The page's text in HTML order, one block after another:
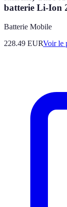
batterie Li-Ion
Batterie Mobile
228.49 EURVoir le